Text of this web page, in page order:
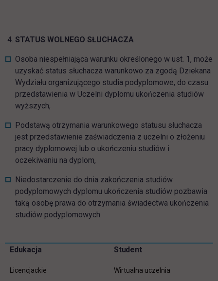
STATUS WOLNEGO SŁUCHACZA
Osoba niespełniająca warunku określonego w ust. 1, może
uzyskać status słuchacza warunkowo za zgodą Dziekana
Wydziału organizującego studia podyplomowe, do czasu
przedstawienia w Uczelni dyplomu ukończenia studiów
wyższych,
Podstawą otrzymania warunkowego statusu słuchacza
jest przedstawienie zaświadczenia z uczelni o złożeniu
pracy dyplomowej lub o ukończeniu studiów i
oczekiwaniu na dyplom,
Niedostarczenie do dnia zakończenia studiów
podyplomowych dyplomu ukończenia studiów pozbawia
taką osobę prawa do otrzymania świadectwa ukończenia
studiów podyplomowych.
Pomiń
Informacje w stopce
Edukacja
Licencjackie
Student
Wirtualna uczelnia